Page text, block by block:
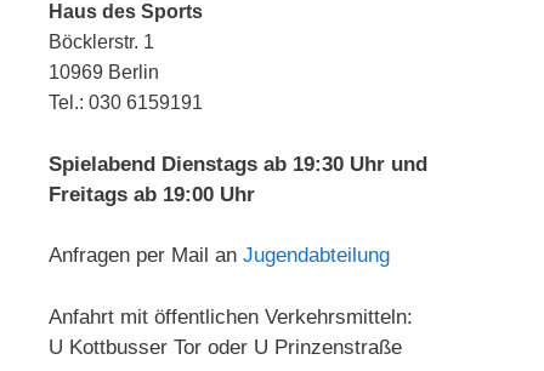
Haus des Sports
Böcklerstr. 1
10969 Berlin
Tel.: 030 6159191
Spielabend Dienstags ab 19:30 Uhr und
Freitags ab 19:00 Uhr
Anfragen per Mail an Jugendabteilung
Anfahrt mit öffentlichen Verkehrsmitteln:
U Kottbusser Tor oder U Prinzenstraße